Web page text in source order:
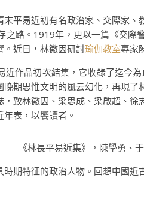
平易近初有名政治家、交際家
之路。1919年，更以一篇《交際
。近日，林徽因研討瑜伽教室專家
近作品初次結集，它收錄了迄
期思惟文明的風云幻化，再現
致林徽因、梁思成、梁啟超、
表，以饗讀者。
《林長平易近集》，陳學勇、
期特征的政治人物。回想中國